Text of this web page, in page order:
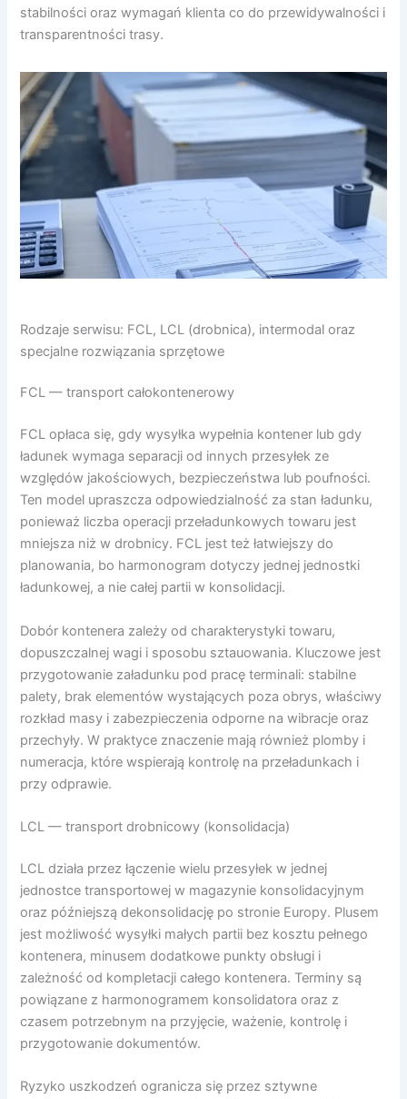
stabilności oraz wymagań klienta co do przewidywalności i
transparentności trasy.
Rodzaje serwisu: FCL, LCL (drobnica), intermodal oraz
specjalne rozwiązania sprzętowe
FCL — transport całokontenerowy
FCL opłaca się, gdy wysyłka wypełnia kontener lub gdy
ładunek wymaga separacji od innych przesyłek ze
względów jakościowych, bezpieczeństwa lub poufności.
Ten model upraszcza odpowiedzialność za stan ładunku,
ponieważ liczba operacji przeładunkowych towaru jest
mniejsza niż w drobnicy. FCL jest też łatwiejszy do
planowania, bo harmonogram dotyczy jednej jednostki
ładunkowej, a nie całej partii w konsolidacji.
Dobór kontenera zależy od charakterystyki towaru,
dopuszczalnej wagi i sposobu sztauowania. Kluczowe jest
przygotowanie załadunku pod pracę terminali: stabilne
palety, brak elementów wystających poza obrys, właściwy
rozkład masy i zabezpieczenia odporne na wibracje oraz
przechyły. W praktyce znaczenie mają również plomby i
numeracja, które wspierają kontrolę na przeładunkach i
przy odprawie.
LCL — transport drobnicowy (konsolidacja)
LCL działa przez łączenie wielu przesyłek w jednej
jednostce transportowej w magazynie konsolidacyjnym
oraz późniejszą dekonsolidację po stronie Europy. Plusem
jest możliwość wysyłki małych partii bez kosztu pełnego
kontenera, minusem dodatkowe punkty obsługi i
zależność od kompletacji całego kontenera. Terminy są
powiązane z harmonogramem konsolidatora oraz z
czasem potrzebnym na przyjęcie, ważenie, kontrolę i
przygotowanie dokumentów.
Ryzyko uszkodzeń ogranicza się przez sztywne